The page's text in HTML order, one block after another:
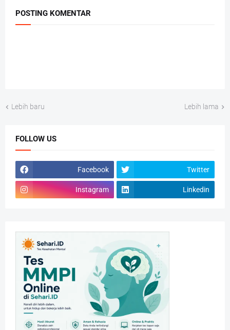
POSTING KOMENTAR
Lebih baru Lebih lama
FOLLOW US
Facebook Twitter
Instagram Linkedin